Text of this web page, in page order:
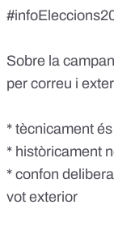
Sobre la
per correu i
* tècnicament
* històricament
* confon
vot exterior